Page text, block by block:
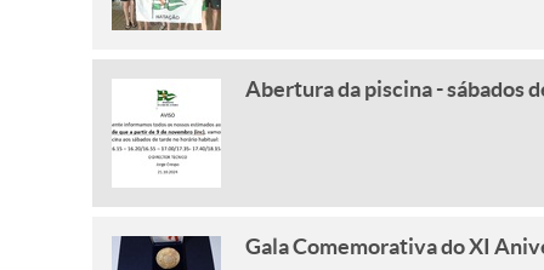
Abertura da piscina - sábados
Gala Comemorativa do XI